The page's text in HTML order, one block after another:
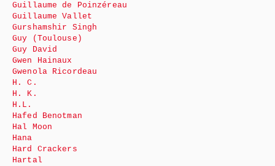
Guillaume de Poinzéreau
Guillaume Vallet
Gurshamshir Singh
Guy (Toulouse)
Guy David
Gwen Hainaux
Gwenola Ricordeau
H. C.
H. K.
H.L.
Hafed Benotman
Hal Moon
Hana
Hard Crackers
Hartal